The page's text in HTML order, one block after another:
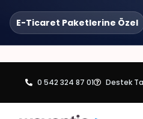
E-Ticaret Paketlerine Özel
0 542 324 87 01 Destek